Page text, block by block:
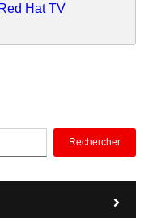
Hat TV
Rechercher